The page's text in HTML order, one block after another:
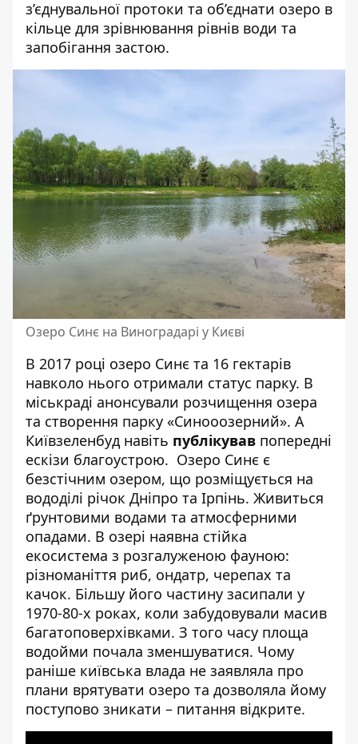
з’єднувальної протоки та об’єднати озеро в
кільце для зрівнювання рівнів води та
запобігання застою.
Озеро Синє на Виноградарі у Києві
В 2017 році озеро Синє та 16 гектарів
навколо нього отримали статус парку. В
міськраді анонсували розчищення озера
та створення парку «Синооозерний». А
Київзеленбуд навіть публікував попередні
ескізи благоустрою. Озеро Синє є
безстічним озером, що розміщується на
вододілі річок Дніпро та Ірпінь. Живиться
ґрунтовими водами та атмосферними
опадами. В озері наявна стійка
екосистема з розгалуженою фауною:
різноманіття риб, ондатр, черепах та
качок. Більшу його частину засипали у
1970-80-х роках, коли забудовували масив
багатоповерхівками. З того часу площа
водойми почала зменшуватися. Чому
раніше київська влада не заявляла про
плани врятувати озеро та дозволяла йому
поступово зникати – питання відкрите.